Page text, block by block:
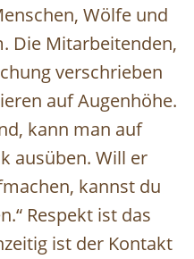
Wölfe und
Die Mitarbeitenden,
verschrieben
auf Augenhöhe.
kann man auf
ausüben. Will er
kannst du
Respekt ist das
ist der Kontakt